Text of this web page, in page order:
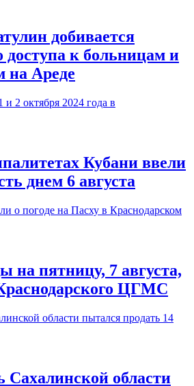
добивается
доступа к больницам и
на Ареде
Кубани ввели
днем 6 августа
на пятницу, 7 августа,
ЦГМС
области